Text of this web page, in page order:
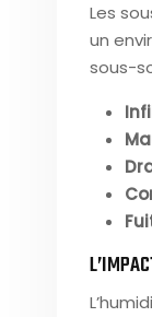
Les
un
sous-